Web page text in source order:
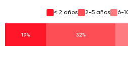
< 2 años 2-5 años 6-
19% 32%